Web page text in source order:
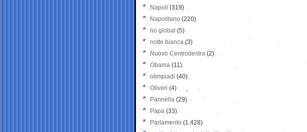
Napoli (319)
Napolitano (220)
no global (5)
notte bianca (3)
Nuovo Centrodestra (2)
Obama (11)
olimpiadi (40)
Oliveri (4)
Pannella (29)
Papa (33)
Parlamento (1.428)